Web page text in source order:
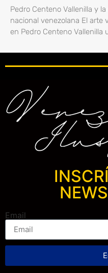
Pedro Centeno Vallenilla y
nacional venezolana El arte
en Pedro Centeno Vallenilla
Email